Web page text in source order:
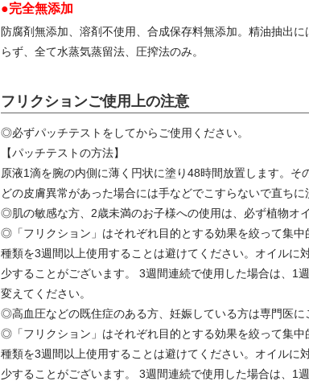
●完全無添加
防腐剤無添加、溶剤不使用、合成保存料無添加。精油抽出
らず、全て水蒸気蒸留法、圧搾法のみ。
フリクションご使用上の注意
◎必ずパッチテストをしてからご使用ください。
【パッチテストの方法】
原液1滴を腕の内側に薄く円状に塗り48時間放置します。そ
どの皮膚異常があった場合には手などでこすらないで直ちに
◎肌の敏感な方、2歳未満のお子様への使用は、必ず植物オ
◎「フリクション」はそれぞれ目的とする効果を絞って集
種類を3週間以上使用することは避けてください。オイルに
少することがございます。 3週間連続で使用した場合は、1
変えてください。
◎高血圧などの既住症のある方、妊娠している方は専門医に
◎「フリクション」はそれぞれ目的とする効果を絞って集
種類を3週間以上使用することは避けてください。オイルに
少することがございます。 3週間連続で使用した場合は、1